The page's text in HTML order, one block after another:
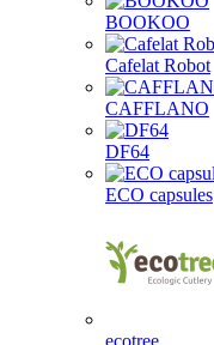
BOOKOO
Cafelat Robot
CAFFLANO
DF64
ECO capsules
ecotree